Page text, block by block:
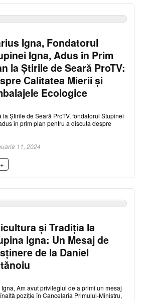
Igna, Fondatorul
Igna, Adus în Prim
la Știrile de Seară ProTV:
Calitatea Mierii și
Ecologice
Știrile de Seară ProTV, fondatorul Stupinei
în prim plan pentru a discuta despre
11, 2024
și Tradiția la
Igna: Un Mesaj de
de la Daniel
Am avut privilegiul de a primi un mesaj
poziție în Cancelaria Primului-Ministru,